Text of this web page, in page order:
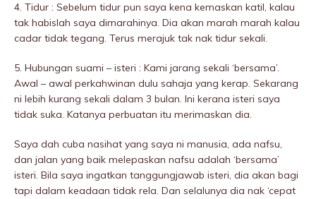
4. Tidur : Sebelum tidur pun saya kena kemaskan katil, kalau
tak habislah saya dimarahinya. Dia akan marah marah kalau
cadar tidak tegang. Terus merajuk tak nak tidur sekali.
5. Hubungan suami – isteri : Kami jarang sekali ‘bersama’.
Awal – awal perkahwinan dulu sahaja yang kerap. Sekarang
ni lebih kurang sekali dalam 3 bulan. Ini kerana isteri saya
tidak suka. Katanya perbuatan itu merimaskan dia.
Saya dah cuba nasihat yang saya ni manusia, ada nafsu,
dan jalan yang baik melepaskan nafsu adalah ‘bersama’
isteri. Bila saya ingatkan tanggungjawab isteri, dia akan bagi
tapi dalam keadaan tidak reIa. Dan selalunya dia nak ‘cepat